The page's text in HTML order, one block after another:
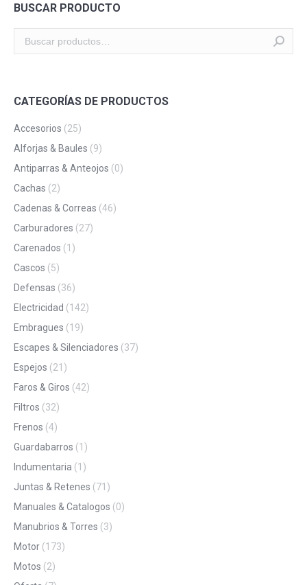
BUSCAR PRODUCTO
CATEGORÍAS DE PRODUCTOS
Accesorios (25)
Alforjas & Baules (9)
Antiparras & Anteojos (0)
Cachas (2)
Cadenas & Correas (46)
Carburadores (27)
Carenados (1)
Cascos (5)
Defensas (36)
Electricidad (142)
Embragues (19)
Escapes & Silenciadores (37)
Espejos (21)
Faros & Giros (42)
Filtros (32)
Frenos (4)
Guardabarros (1)
Indumentaria (1)
Juntas & Retenes (71)
Manuales & Catalogos (0)
Manubrios & Torres (3)
Motor (173)
Motos (2)